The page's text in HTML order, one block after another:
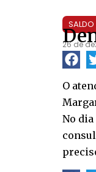
SALDO
26 de
O
No dia